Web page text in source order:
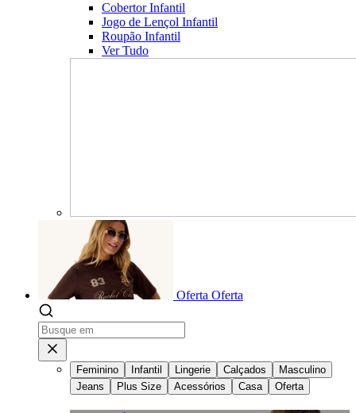
Cobertor Infantil
Jogo de Lençol Infantil
Roupão Infantil
Ver Tudo
Oferta Oferta
Feminino Infantil Lingerie Calçados
Masculino
Jeans
Plus Size Acessórios Casa Oferta